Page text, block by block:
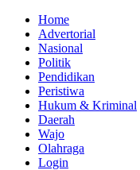
Home
Advertorial
Nasional
Politik
Pendidikan
Peristiwa
Hukum & Kriminal
Daerah
Wajo
Olahraga
Login